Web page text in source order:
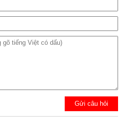
Gửi câu hỏi